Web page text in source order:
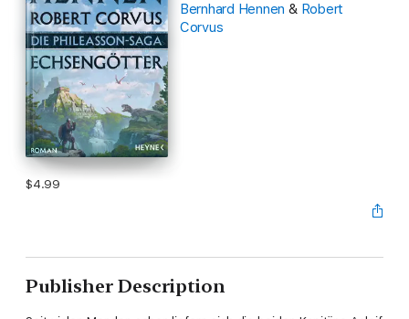
Bernhard Hennen & Robert
Corvus
$4.99
Publisher Description